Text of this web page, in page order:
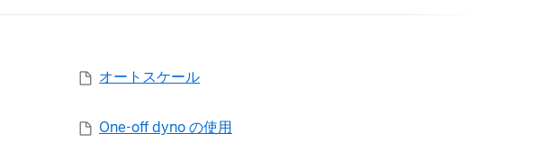
オートスケール
One-off dyno の使用